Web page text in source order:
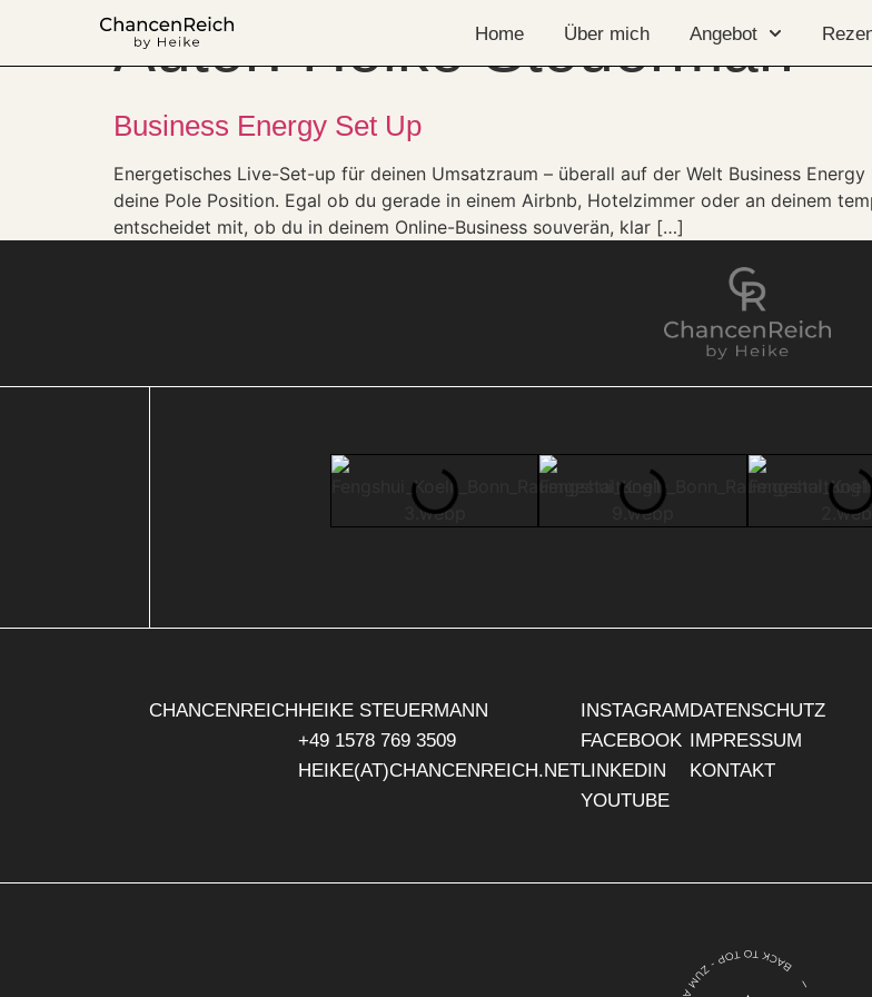
Home Über mich Angebot
Autor:Heike Steuerman
Business Energy Set Up
Energetisches Live-Set-up für deinen Umsatzraum – überall auf der Welt Business Energy
deine Pole Position. Egal ob du gerade in einem Airbnb, Hotelzimmer oder an deinem
entscheidet mit, ob du in deinem Online-Business souverän, klar […]
CHANCENREICHHEIKE STEUERMANN
+49 1578 769 3509
HEIKE(AT)CHANCENREICH.NET
INSTAGRAM
FACEBOOK
LINKEDIN
YOUTUBE
DATENSCHUTZ
IMPRESSUM
KONTAKT